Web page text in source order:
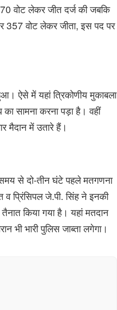
वोट लेकर जीत दर्ज की जबकि
357 वोट लेकर जीता, इस पद पर
ऐसे में यहां त्रिकोणीय मुकाबला
सामना करना पड़ा है। वहीं
मैदान में उतारे हैं।
से दो-तीन घंटे पहले मतगणना
व प्रिंसिपल जे.पी. सिंह ने इनकी
किया गया है। यहां मतदान
भारी पुलिस जाब्ता लगेगा।